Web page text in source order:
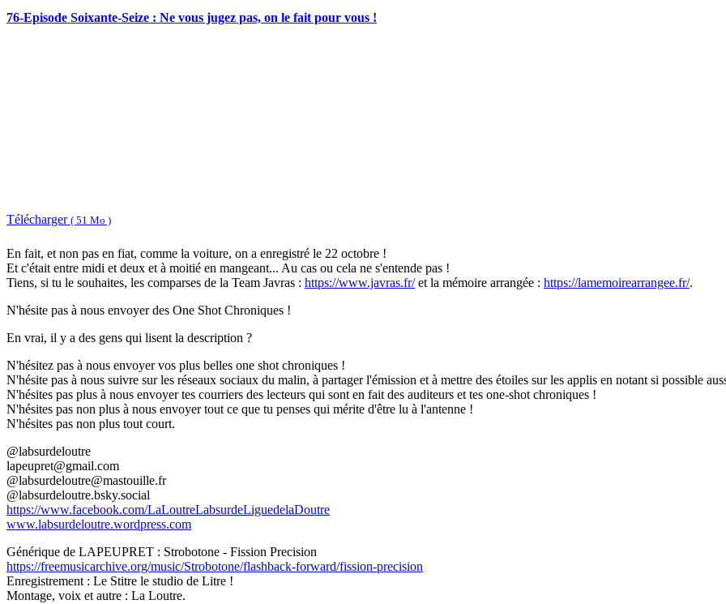
76-Episode Soixante-Seize : Ne vous jugez pas, on le fait pour vous !
Télécharger ( 51 Mo )
En fait, et non pas en fiat, comme la voiture, on a enregistré le 22 octobre !
Et c'était entre midi et deux et à moitié en mangeant... Au cas ou cela ne s'entende pas !
Tiens, si tu le souhaites, les comparses de la Team Javras : https://www.javras.fr/et la mémoire arrangée : https://lamemoirearrangee.fr/.
N'hésite pas à nous envoyer des One Shot Chroniques !
En vrai, il y a des gens qui lisent la description ?
N'hésitez pas à nous envoyer vos plus belles one shot chroniques !
N'hésite pas à nous suivre sur les réseaux sociaux du malin, à partager l'émission et à mettre des étoiles sur les applis en notant si possible
N'hésites pas plus à nous envoyer tes courriers des lecteurs qui sont en fait des auditeurs et tes one-shot chroniques !
N'hésites pas non plus à nous envoyer tout ce que tu penses qui mérite d'être lu à l'antenne !
N'hésites pas non plus tout court.
@labsurdeloutre
lapeupret@gmail.com
@labsurdeloutre@mastouille.fr
@labsurdeloutre.bsky.social
https://www.facebook.com/LaLoutreLabsurdeLiguedelaDoutre
www.labsurdeloutre.wordpress.com
Générique de LAPEUPRET : Strobotone - Fission Precision
https://freemusicarchive.org/music/Strobotone/flashback-forward/fission-precision
Enregistrement : Le Stitre le studio de Litre !
Montage, voix et autre : La Loutre.